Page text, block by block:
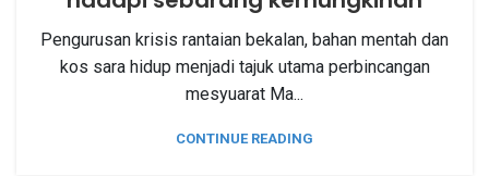
Pengurusan krisis rantaian bekalan, bahan mentah dan
kos sara hidup menjadi tajuk utama perbincangan
mesyuarat Ma...
CONTINUE READING